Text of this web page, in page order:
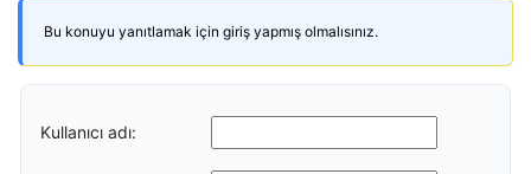
Bu konuyu yanıtlamak için giriş yapmış olmalısınız.
Kullanıcı adı: